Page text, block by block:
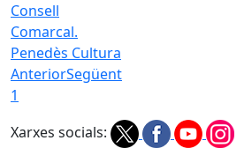
Consell
Comarcal.
Penedès Cultura
AnteriorSegüent
1
Xarxes socials: